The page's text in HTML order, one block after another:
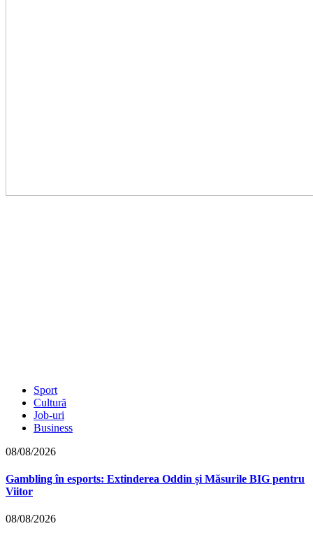
Sport
Cultură
Job-uri
Business
08/08/2026
Gambling în esports: Extinderea Oddin și Măsurile BIG pentru
Viitor
08/08/2026